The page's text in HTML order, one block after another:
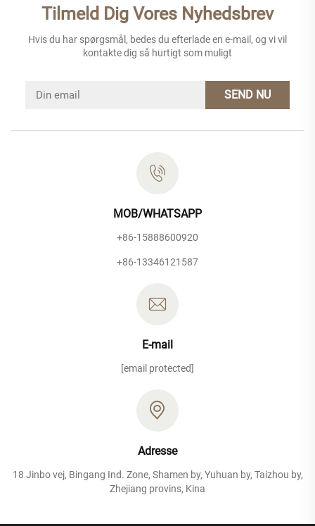
Tilmeld Dig Vores Nyhedsbrev
Hvis du har spørgsmål, bedes du efterlade en e-mail, og vi vil
kontakte dig så hurtigt som muligt
SEND NU
MOB/WHATSAPP
+86-15888600920
+86-13346121587
E-mail
[email protected]
Adresse
18 Jinbo vej, Bingang Ind. Zone, Shamen by, Yuhuan by, Taizhou by,
Zhejiang provins, Kina